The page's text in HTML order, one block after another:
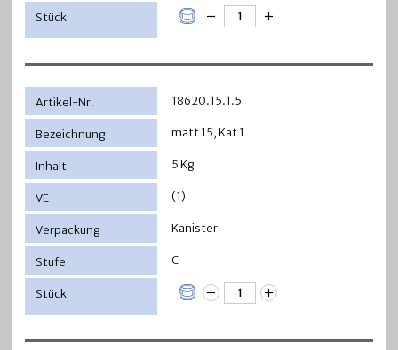
18620.15.1.5
matt 15, Kat 1
5 Kg
(1)
Kanister
C